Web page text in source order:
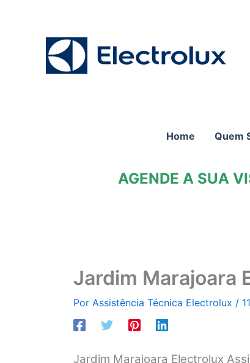
Home Quem
AGENDE A SUA
Jardim Marajoara
Por Assistência Técnica Electrolux /
Jardim Marajoara Electrolux